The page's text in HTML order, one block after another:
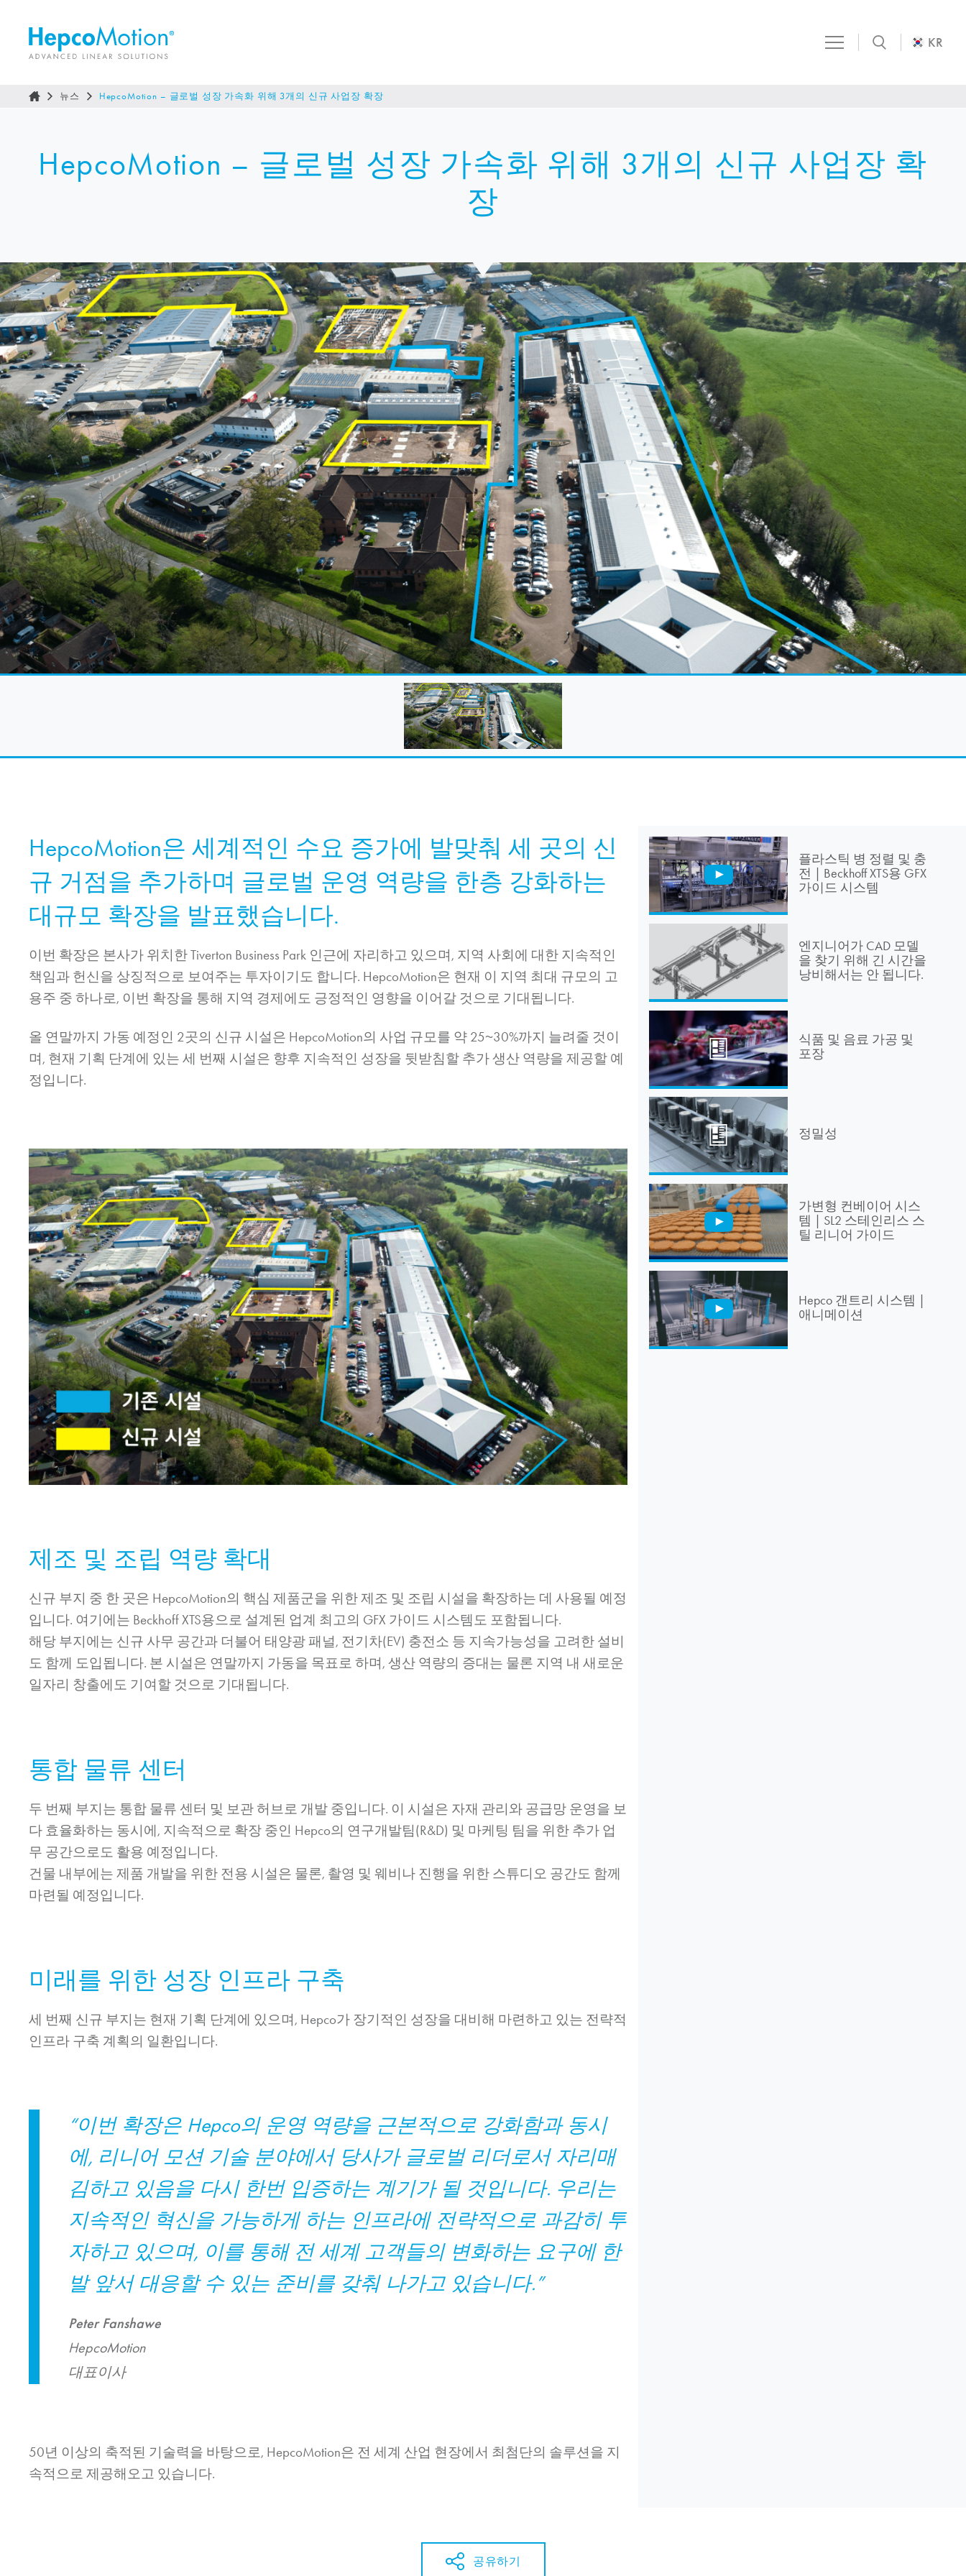
KR
뉴스 HepcoMotion – 글로벌 성장 가속화 위해 3개의 신규 사업장 확장
HepcoMotion – 글로벌 성장 가속화 위해 3개의 신규 사업장 확
장
HepcoMotion은 세계적인 수요 증가에 발맞춰 세 곳의 신
규 거점을 추가하며 글로벌 운영 역량을 한층 강화하는
대규모 확장을 발표했습니다.
이번 확장은 본사가 위치한 Tiverton Business Park 인근에 자리하고 있으며, 지역 사회에 대한 지속적인
책임과 헌신을 상징적으로 보여주는 투자이기도 합니다. HepcoMotion은 현재 이 지역 최대 규모의 고
용주 중 하나로, 이번 확장을 통해 지역 경제에도 긍정적인 영향을 이어갈 것으로 기대됩니다.
올 연말까지 가동 예정인 2곳의 신규 시설은 HepcoMotion의 사업 규모를 약 25~30%까지 늘려줄 것이
며, 현재 기획 단계에 있는 세 번째 시설은 향후 지속적인 성장을 뒷받침할 추가 생산 역량을 제공할 예
정입니다.
제조 및 조립 역량 확대
신규 부지 중 한 곳은 HepcoMotion의 핵심 제품군을 위한 제조 및 조립 시설을 확장하는 데 사용될 예정
입니다. 여기에는 Beckhoff XTS용으로 설계된 업계 최고의 GFX 가이드 시스템도 포함됩니다.
해당 부지에는 신규 사무 공간과 더불어 태양광 패널, 전기차(EV) 충전소 등 지속가능성을 고려한 설비
도 함께 도입됩니다. 본 시설은 연말까지 가동을 목표로 하며, 생산 역량의 증대는 물론 지역 내 새로운
일자리 창출에도 기여할 것으로 기대됩니다.
통합 물류 센터
두 번째 부지는 통합 물류 센터 및 보관 허브로 개발 중입니다. 이 시설은 자재 관리와 공급망 운영을 보
다 효율화하는 동시에, 지속적으로 확장 중인 Hepco의 연구개발팀(R&D) 및 마케팅 팀을 위한 추가 업
무 공간으로도 활용 예정입니다.
건물 내부에는 제품 개발을 위한 전용 시설은 물론, 촬영 및 웨비나 진행을 위한 스튜디오 공간도 함께
마련될 예정입니다.
미래를 위한 성장 인프라 구축
세 번째 신규 부지는 현재 기획 단계에 있으며, Hepco가 장기적인 성장을 대비해 마련하고 있는 전략적
인프라 구축 계획의 일환입니다.
“이번 확장은 Hepco의 운영 역량을 근본적으로 강화함과 동시
에, 리니어 모션 기술 분야에서 당사가 글로벌 리더로서 자리매
김하고 있음을 다시 한번 입증하는 계기가 될 것입니다. 우리는
지속적인 혁신을 가능하게 하는 인프라에 전략적으로 과감히 투
자하고 있으며, 이를 통해 전 세계 고객들의 변화하는 요구에 한
발 앞서 대응할 수 있는 준비를 갖춰 나가고 있습니다.”
Peter Fanshawe
HepcoMotion
대표이사
50년 이상의 축적된 기술력을 바탕으로, HepcoMotion은 전 세계 산업 현장에서 최첨단의 솔루션을 지
속적으로 제공해오고 있습니다.
플라스틱 병 정렬 및 충
전 | Beckhoff XTS용 GFX
가이드 시스템
엔지니어가 CAD 모델
을 찾기 위해 긴 시간을
낭비해서는 안 됩니다.
식품 및 음료 가공 및
포장
정밀성
가변형 컨베이어 시스
템 | SL2 스테인리스 스
틸 리니어 가이드
Hepco 갠트리 시스템 |
애니메이션
공유하기